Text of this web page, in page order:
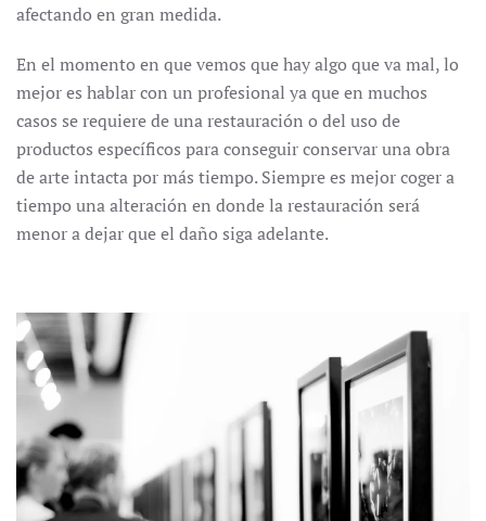
afectando en gran medida.
En el momento en que vemos que hay algo que va mal, lo
mejor es hablar con un profesional ya que en muchos
casos se requiere de una restauración o del uso de
productos específicos para conseguir conservar una obra
de arte intacta por más tiempo. Siempre es mejor coger a
tiempo una alteración en donde la restauración será
menor a dejar que el daño siga adelante.